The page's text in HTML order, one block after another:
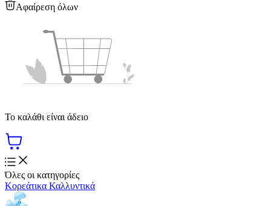
Αφαίρεση όλων
Το καλάθι είναι άδειο
Όλες οι κατηγορίες
Κορεάτικα Καλλυντικά